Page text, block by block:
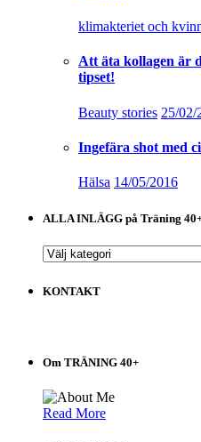
klimakteriet och
Att äta kollagen är
tipset!
Beauty stories 25/02/
Ingefära shot med
Hälsa 14/05/2016
ALLA INLÄGG på Träning
ALLA
på
Träning
listen!
KONTAKT
Om TRÄNING 40+
Read More